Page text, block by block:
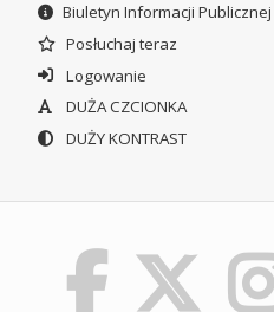
Biuletyn Informacji Publicznej
Posłuchaj teraz
Logowanie
DUŻA CZCIONKA
DUŻY KONTRAST